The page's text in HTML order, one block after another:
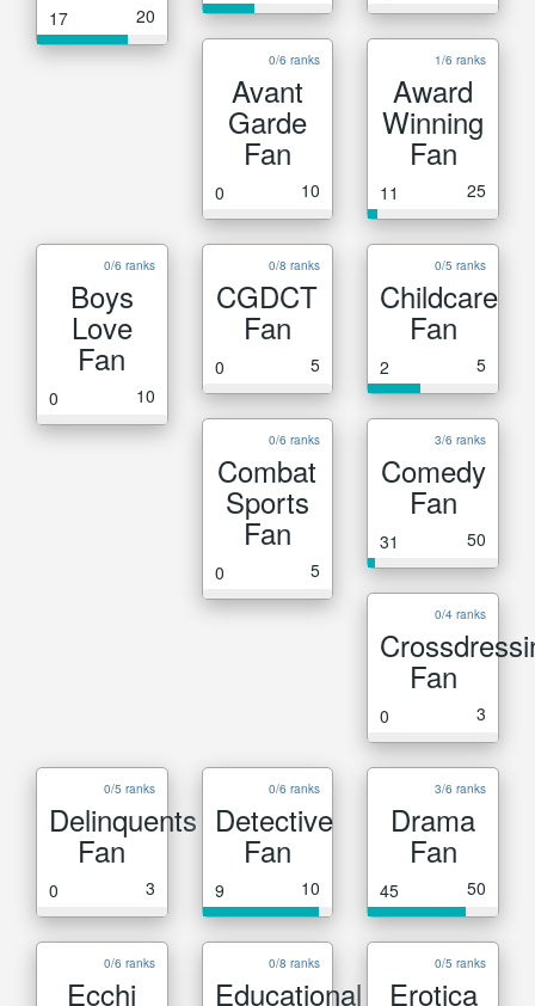
17 20
0/6 ranks
Avant
Garde
Fan
0 10
1/6 ranks
Award
Winning
Fan
11 25
0/6 ranks
Boys
Love
Fan
0 10
0/8 ranks
CGDCT
Fan
0 5
0/5 ranks
Childcare
Fan
2 5
0/6 ranks
Combat
Sports
Fan
0 5
3/6 ranks
Comedy
Fan
31 50
0/4 ranks
Fan
0 3
0/5 ranks
Delinquents
Fan
0 3
0/6 ranks
Detective
Fan
9 10
3/6 ranks
Drama
Fan
45 50
0/6 ranks
Ecchi
0/8 ranks
Educational
0/5 ranks
Erotica